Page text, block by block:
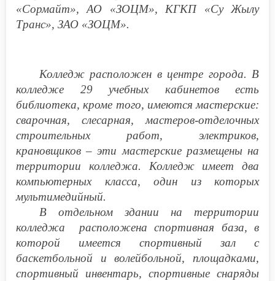
«Сормайт», АО «ЗОЦМ», КГКП «Су Жылу
Транс», ЗАО «ЗОЦМ».
Колледж расположен в центре города. В
колледже 29 учебных кабинетов есть
библиотека, кроме того, имеются мастерские:
сварочная, слесарная, мастеров-отделочных
строительных работ, электриков,
крановщиков – эти мастерские размещены на
территории колледжа. Колледж имеет два
компьютерных класса, один из которых
мультимедийный.
В отдельном здании на территории
колледжа расположена спортивная база, в
которой имеется спортивный зал с
баскетбольной и волейбольной, площадками,
спортивный инвентарь, спортивные снаряды